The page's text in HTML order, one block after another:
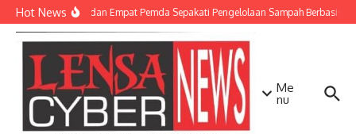
Lewati ke konten
Hot NewsTNI AD dan Empat Pemda Sepakati Pengelolaan Sampah Berbasis
Me
nu